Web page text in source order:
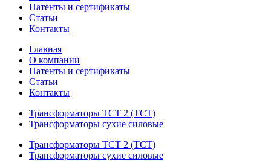
Патенты и сертификаты
Статьи
Контакты
Главная
О компании
Патенты и сертификаты
Статьи
Контакты
Трансформаторы ТСТ 2 (ТСТ)
Трансформаторы сухие силовые
Трансформаторы ТСТ 2 (ТСТ)
Трансформаторы сухие силовые